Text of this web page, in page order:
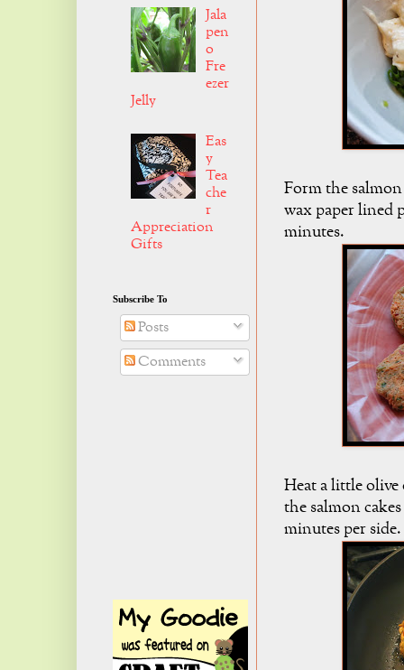
Form the
wax paper lined
minutes.
Heat a little
the salmon
minutes per side.
Jala
pen
o
Fre
ezer
Jelly
Eas
y
Tea
che
r
Appreciation
Gifts
Subscribe To
Posts
Comments